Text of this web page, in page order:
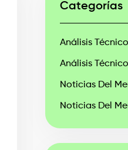
Categorías
Análisis
Análisis
Noticias Del
Noticias Del